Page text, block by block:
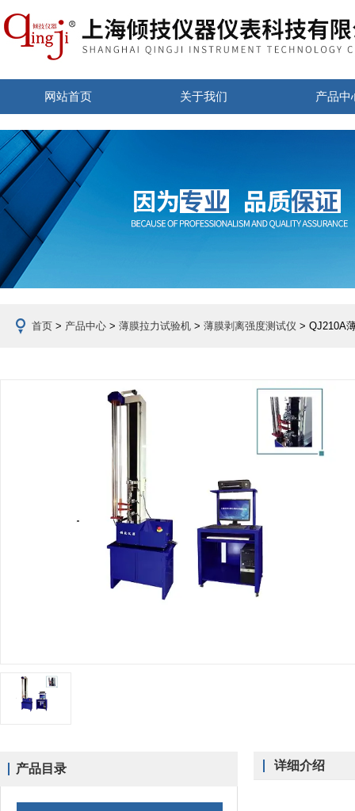
网站首页 关于我们 产品中
首页 > 产品中心 > 薄膜拉力试验机 > 薄膜剥离强度测试仪 > QJ210A
产品目录 详细介绍